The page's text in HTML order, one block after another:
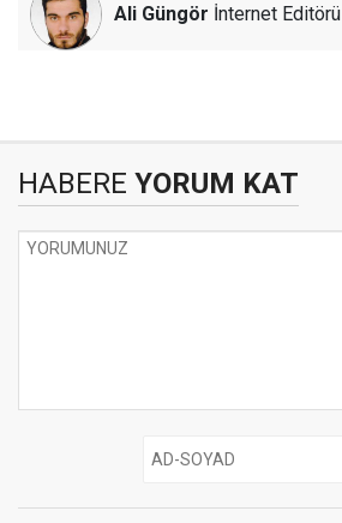
Ali Güngör İnternet Editörü
HABERE YORUM KAT